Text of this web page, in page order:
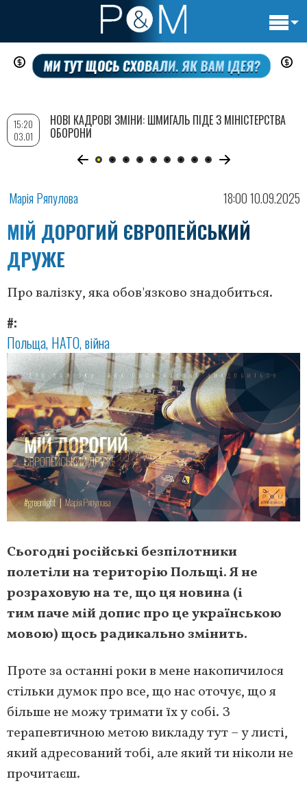
Перейти
до
вмісту
Марія Ряпулова 18:00 10.09.2025
МІЙ ДОРОГИЙ ЄВРОПЕЙСЬКИЙ
ДРУЖЕ
Про валізку, яка обов'язково знадобиться.
#
Польща НАТО війна
Сьогодніросійськібезпілотники
полетілинатериторіюПольщі.Яне
розраховуюнате,щоцяновина (і
тимпачемійдописпроцеукраїнською
мовою)щосьрадикально змінить.
Проте за останні роки в мене накопичилося
стільки думок про все, що нас оточує, що я
більше не можу тримати їх у собі. З
терапевтичною метою викладу тут – у листі,
який адресований тобі, але який ти ніколи не
прочитаєш.
15:20
03.01
НОВІ КАДРОВІ ЗМІНИ: ШМИГАЛЬ ПІДЕ З МІНІСТЕРСТВА
ОБОРОНИ